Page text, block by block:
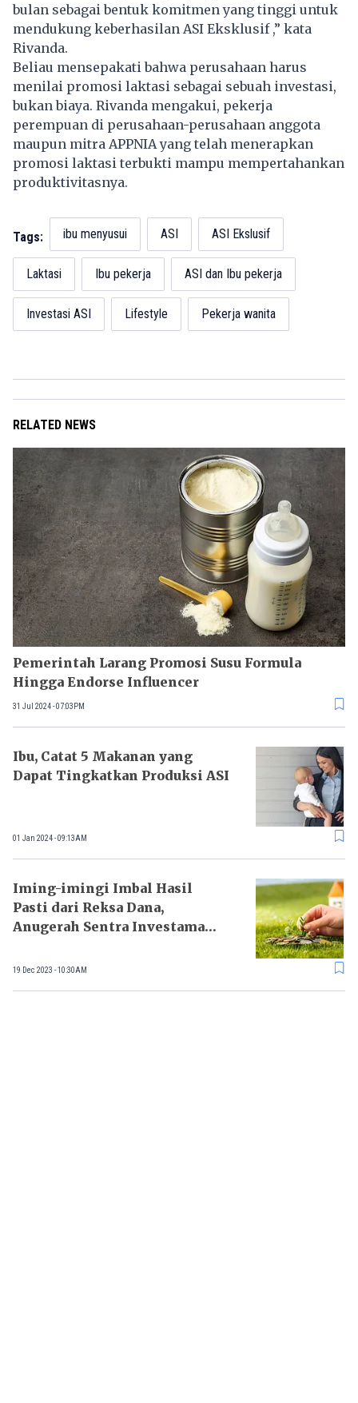
bulan sebagai bentuk komitmen yang tinggi untuk
mendukung keberhasilan ASI Eksklusif ,” kata
Rivanda.
Beliau mensepakati bahwa perusahaan harus
menilai promosi laktasi sebagai sebuah investasi,
bukan biaya. Rivanda mengakui, pekerja
perempuan di perusahaan-perusahaan anggota
maupun mitra APPNIA yang telah menerapkan
promosi laktasi terbukti mampu mempertahankan
produktivitasnya.
Tags: ibu menyusui ASI ASI Ekslusif
Laktasi Ibu pekerja ASI dan Ibu pekerja
Investasi ASI Lifestyle Pekerja wanita
RELATED NEWS
Pemerintah Larang Promosi Susu Formula
Hingga Endorse Influencer
31 Jul 2024 - 07:03PM
Ibu, Catat 5 Makanan yang
Dapat Tingkatkan Produksi ASI
01 Jan 2024 - 09:13AM
Iming-imingi Imbal Hasil
Pasti dari Reksa Dana,
Anugerah Sentra Investama
19 Dec 2023 - 10:30AM